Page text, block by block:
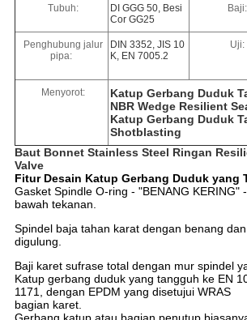
Tubuh:
DI GGG 50, Besi
Cor GG25
Baji:
Penghubung jalur
pipa:
DIN 3352, JIS 10
K, EN 7005.2
Uji:
Menyorot: Katup Gerbang Duduk
NBR Wedge Resilient
Katup Gerbang Duduk
Shotblasting
Baut Bonnet Stainless Steel Ringan
Valve
Fitur Desain Katup Gerbang Duduk yang
Gasket Spindle O-ring - "BENANG KERING"
bawah tekanan.
Spindel baja tahan karat dengan benang
digulung.
Baji karet sufrase total dengan mur spindel
Katup gerbang duduk yang tangguh ke EN
1171, dengan EPDM yang disetujui WRAS
bagian karet.